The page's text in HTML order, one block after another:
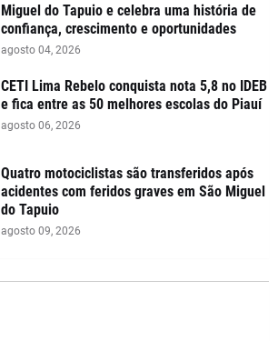
Miguel do Tapuio e celebra uma história de
confiança, crescimento e oportunidades
agosto 04, 2026
CETI Lima Rebelo conquista nota 5,8 no IDEB
e fica entre as 50 melhores escolas do Piauí
agosto 06, 2026
Quatro motociclistas são transferidos após
acidentes com feridos graves em São Miguel
do Tapuio
agosto 09, 2026